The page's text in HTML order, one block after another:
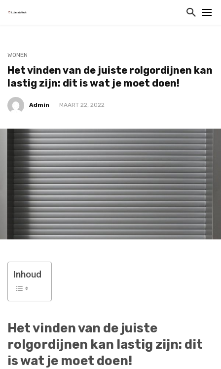
WONEN
Het vinden van de juiste rolgordijnen kan
lastig zijn: dit is wat je moet doen!
Admin MAART 22, 2022
Inhoud
Het vinden van de juiste
rolgordijnen kan lastig zijn: dit
is wat je moet doen!